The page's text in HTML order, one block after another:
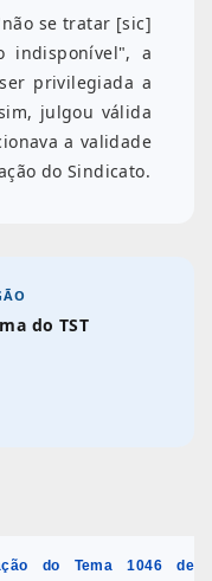
se tratar [sic]
indisponível", a
privilegiada a
julgou válida
a validade
do Sindicato.
do TST
do Tema 1046 de